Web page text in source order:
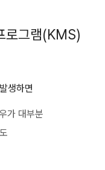
로그램(KMS)
생하면
가 대부분